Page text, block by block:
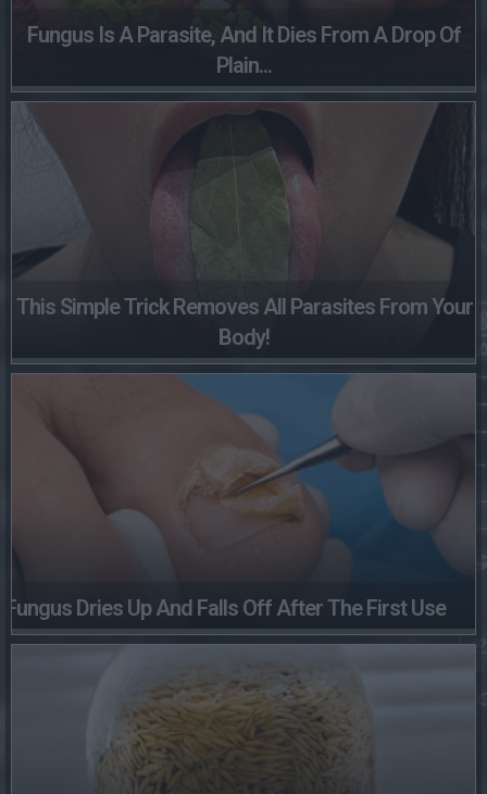
Fungus Is A Parasite, And It Dies From A Drop Of
Plain...
This Simple Trick Removes All Parasites From Your
Body!
Fungus Dries Up And Falls Off After The First Use